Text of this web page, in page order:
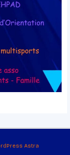
Astra